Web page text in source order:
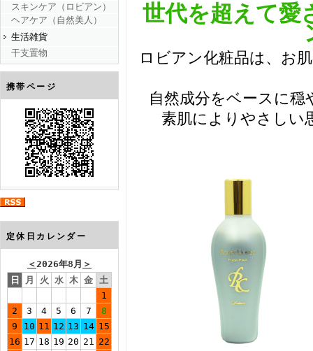
スキンケア（ロビアン）
ヘアケア（自然美人）
生活雑貨
干支置物
携帯ページ
定休日カレンダー
＜2026年8月 ＞
日
月 火 水 木 金 土
1
2
3 4 5 6 7
8
9
10 11 12 13 14 15
16 17 18 19 20 21 22
世代を超えて愛
ロビアン化粧品は、お
自然成分をベースに
素肌によりやさしい